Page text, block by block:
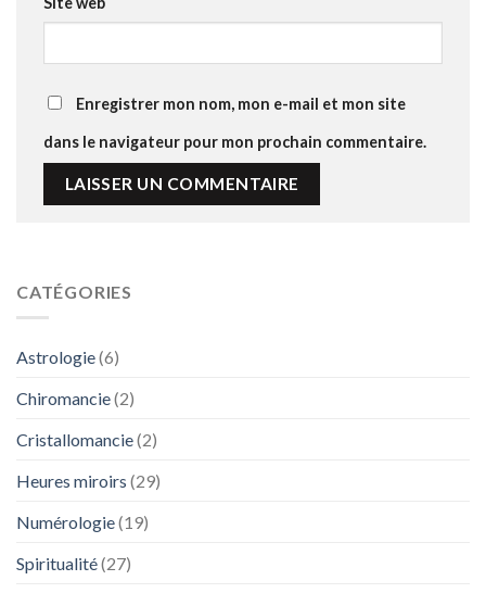
Enregistrer mon nom, mon e-mail et mon site
dans le navigateur pour mon prochain commentaire.
CATÉGORIES
Astrologie(6)
Chiromancie(2)
Cristallomancie(2)
Heures miroirs (29)
Numérologie(19)
Spiritualité(27)